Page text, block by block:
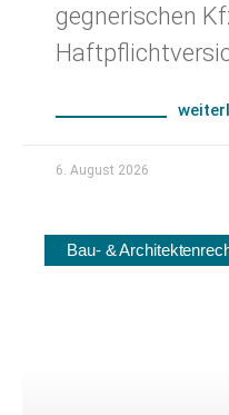
gegnerischen
6. August 2026
Bau- &